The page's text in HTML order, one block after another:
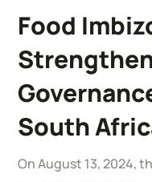
Food
South
On August 13, 2024,